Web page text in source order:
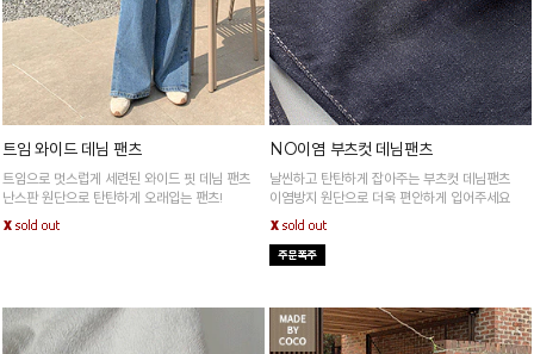
트임 와이드 데님 팬츠
트임으로 멋스럽게 세련된 와이드 핏 데님 팬츠
난스판 원단으로 탄탄하게 오래입는 팬츠!
NO이염 부츠컷 데님팬츠
날씬하고 탄탄하게 잡아주는 부츠컷 데님팬츠
이염방지 원단으로 더욱 편안하게 입어주세요